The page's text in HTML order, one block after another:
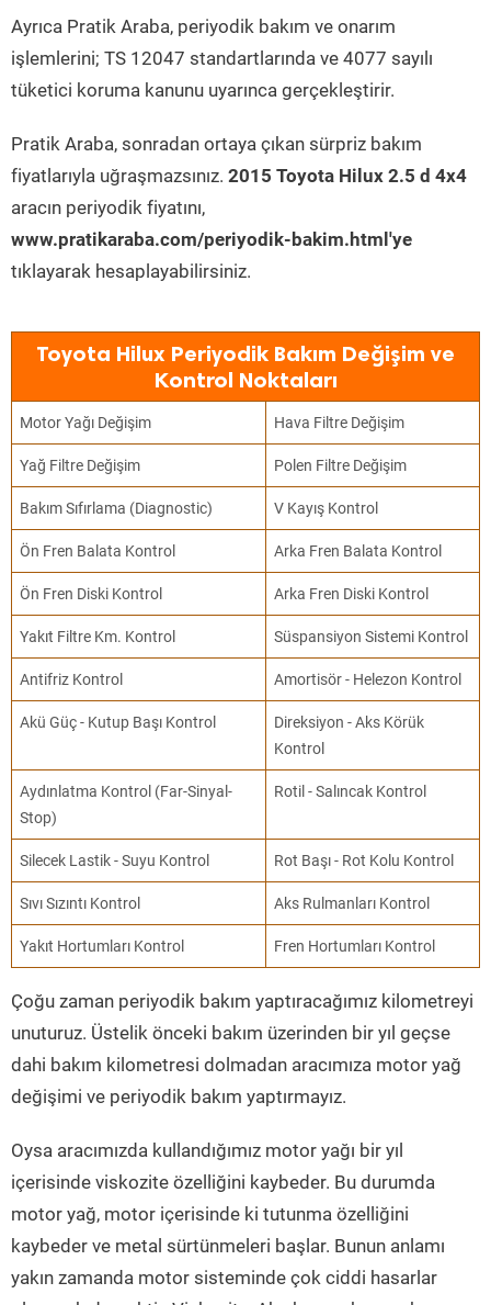
Ayrıca Pratik Araba, periyodik bakım ve onarım
işlemlerini; TS 12047 standartlarında ve 4077 sayılı
tüketici koruma kanunu uyarınca gerçekleştirir.
Pratik Araba, sonradan ortaya çıkan sürpriz bakım
fiyatlarıyla uğraşmazsınız. 2015 Toyota Hilux 2.5 d 4x4
aracın periyodik fiyatını,
www.pratikaraba.com/periyodik-bakim.html'ye
tıklayarak hesaplayabilirsiniz.
Toyota Hilux Periyodik Bakım Değişim ve
Kontrol Noktaları
Motor Yağı Değişim Hava Filtre Değişim
Yağ Filtre Değişim Polen Filtre Değişim
Bakım Sıfırlama (Diagnostic) V Kayış Kontrol
Ön Fren Balata Kontrol Arka Fren Balata Kontrol
Ön Fren Diski Kontrol Arka Fren Diski Kontrol
Yakıt Filtre Km. Kontrol Süspansiyon Sistemi Kontrol
Antifriz Kontrol Amortisör - Helezon Kontrol
Akü Güç - Kutup Başı Kontrol
Direksiyon - Aks Körük
Kontrol
Aydınlatma Kontrol (Far-Sinyal-
Stop)
Rotil - Salıncak Kontrol
Silecek Lastik - Suyu Kontrol Rot Başı - Rot Kolu Kontrol
Sıvı Sızıntı Kontrol Aks Rulmanları Kontrol
Yakıt Hortumları Kontrol Fren Hortumları Kontrol
Çoğu zaman periyodik bakım yaptıracağımız kilometreyi
unuturuz. Üstelik önceki bakım üzerinden bir yıl geçse
dahi bakım kilometresi dolmadan aracımıza motor yağ
değişimi ve periyodik bakım yaptırmayız.
Oysa aracımızda kullandığımız motor yağı bir yıl
içerisinde viskozite özelliğini kaybeder. Bu durumda
motor yağ, motor içerisinde ki tutunma özelliğini
kaybeder ve metal sürtünmeleri başlar. Bunun anlamı
yakın zamanda motor sisteminde çok ciddi hasarlar